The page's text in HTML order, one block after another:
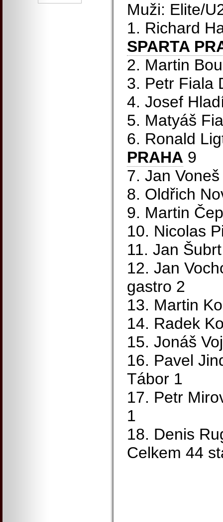
Muži: Elite/
1. Richard
SPARTA
2. Martin
3. Petr Fiala
4. Josef
5. Matyáš
6. Ronald
PRAHA 9
7. Jan
8. Oldřich
9. Martin
10. Nicolas
11. Jan
12. Jan
gastro 2
13. Martin
14. Radek
15. Jonáš
16. Pavel
Tábor 1
17. Petr
1
18. Denis
Celkem 44